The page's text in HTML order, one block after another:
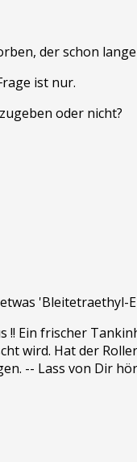
der schon
ist nur.
oder nicht?
'Bleitetraethyl-
!! Ein frischer
wird. Hat der
-- Lass von Dir